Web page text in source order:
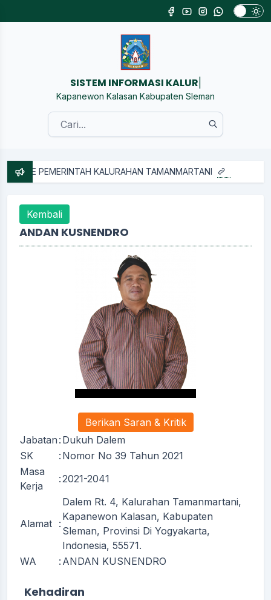
SISTE|
Kapanewon Kalasan Kabupaten Sleman
TAMANMARTANI
Kembali
ANDAN KUSNENDRO
Berikan Saran & Kritik
Jabatan : Dukuh Dalem
SK
: Nomor No 39 Tahun 2021
Masa
Kerja
:2021-2041
Alamat :
Dalem Rt. 4, Kalurahan Tamanmartani,
Kapanewon Kalasan, Kabupaten
Sleman, Provinsi Di Yogyakarta,
Indonesia, 55571.
WA
: ANDAN KUSNENDRO
Kehadiran